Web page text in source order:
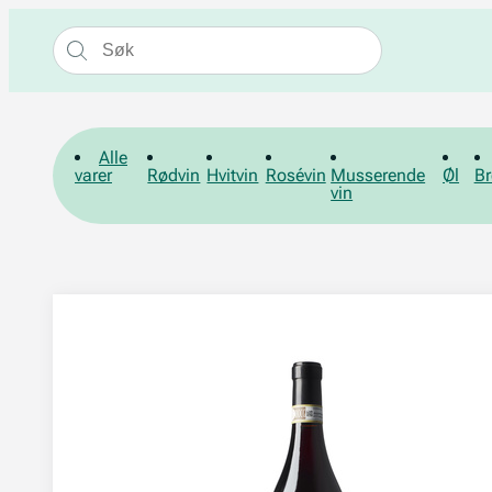
Alle
varer
Rødvin Hvitvin Rosévin Musserende
vin
Øl